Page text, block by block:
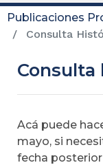
Publicaciones
Consulta
Acá puede
mayo, si
fecha